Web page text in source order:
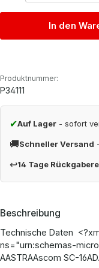
In den
Produktnummer:
P34111
✔Auf Lager - sofort
🚚Schneller Versand
↩14 Tage
Beschreibung
Technische Daten
ns="urn:schemas-
AASTRAAscom SC-